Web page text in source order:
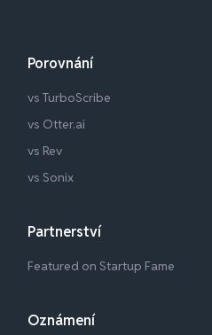
Porovnání
vs TurboScribe
vs Otter.ai
vs Rev
vs Sonix
Partnerství
Featured on Startup Fame
Oznámení